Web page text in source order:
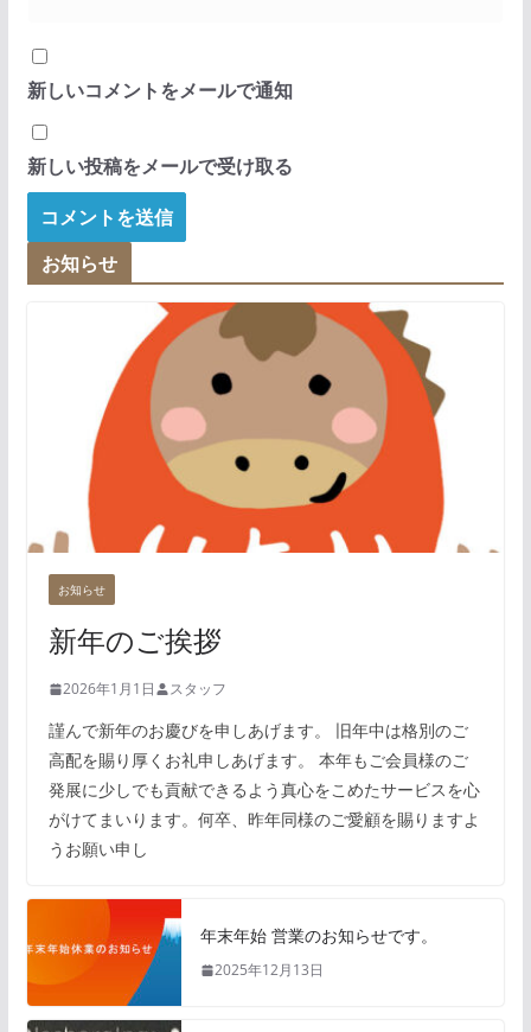
新しいコメントをメールで通知
新しい投稿をメールで受け取る
お知らせ
お知らせ
新年のご挨拶
2026年1月1日 スタッフ
謹んで新年のお慶びを申しあげます。 旧年中は格別のご
高配を賜り厚くお礼申しあげます。 本年もご会員様のご
発展に少しでも貢献できるよう真心をこめたサービスを心
がけてまいります。何卒、昨年同様のご愛顧を賜りますよ
うお願い申し
年末年始 営業のお知らせです。
2025年12月13日